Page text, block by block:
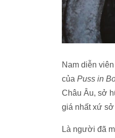
Nam diễn
của Puss in
Châu Âu, sở
giá nhất xứ sở
Là người đã